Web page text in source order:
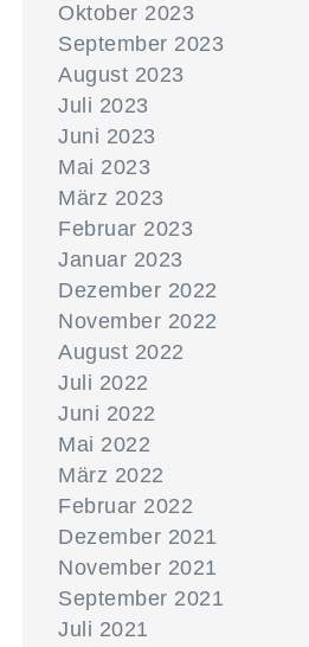
Oktober 2023
September 2023
August 2023
Juli 2023
Juni 2023
Mai 2023
März 2023
Februar 2023
Januar 2023
Dezember 2022
November 2022
August 2022
Juli 2022
Juni 2022
Mai 2022
März 2022
Februar 2022
Dezember 2021
November 2021
September 2021
Juli 2021